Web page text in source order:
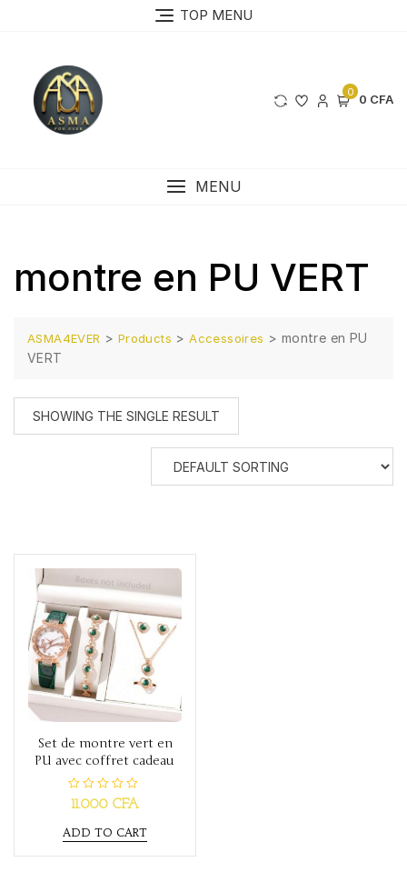
TOP MENU
0 0 CFA
MENU
montre en PU VERT
ASMA4EVER > Products >Accessoires > montre en PU
VERT
SHOWING THE SINGLE RESULT
Set de montre vert en
PU avec coffret cadeau
R
a
e
d
0
11.000 CFA
ADD TO CART